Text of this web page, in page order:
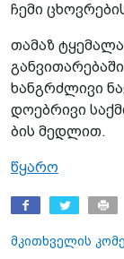
ჩემი
თა­მაზ
ხან­გრძლი­ვი
დო­ებ­რი­ვი
ბის მედ­ლით.
წყარო
მკითხველის